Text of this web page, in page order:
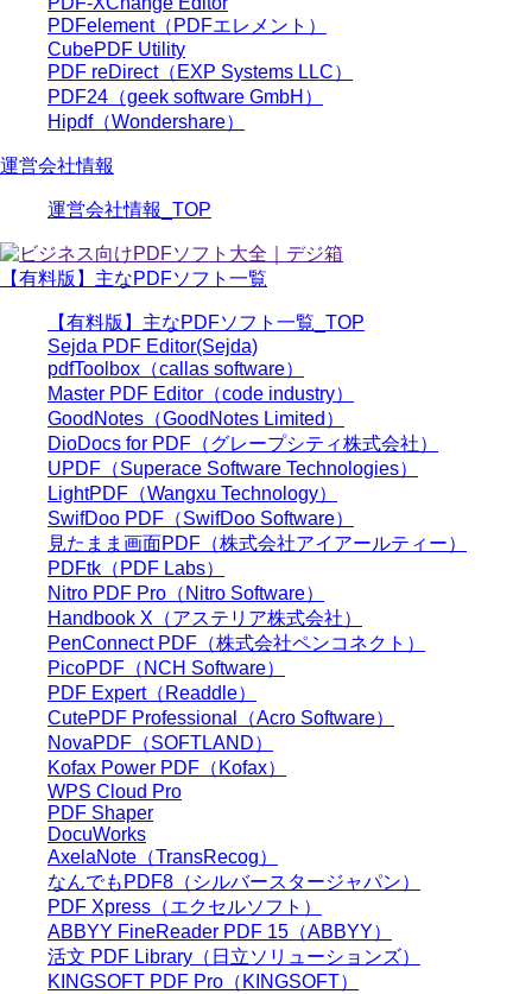
PDFelement（PDFエレメント）
CubePDF Utility
PDF reDirect（EXP Systems LLC）
PDF24（geek software GmbH）
Hipdf（Wondershare）
運営会社情報
運営会社情報_TOP
【有料版】主なPDFソフト一覧
【有料版】主なPDFソフト一覧_TOP
Sejda PDF Editor(Sejda)
pdfToolbox（callas software）
Master PDF Editor（code industry）
GoodNotes（GoodNotes Limited）
DioDocs for PDF（グレープシティ株式会社）
UPDF（Superace Software Technologies）
LightPDF（Wangxu Technology）
SwifDoo PDF（SwifDoo Software）
見たまま画面PDF（株式会社アイアールティー）
PDFtk（PDF Labs）
Nitro PDF Pro（Nitro Software）
Handbook X（アステリア株式会社）
PenConnect PDF（株式会社ペンコネクト）
PicoPDF（NCH Software）
PDF Expert（Readdle）
CutePDF Professional（Acro Software）
NovaPDF（SOFTLAND）
Kofax Power PDF（Kofax）
WPS Cloud Pro
PDF Shaper
DocuWorks
AxelaNote（TransRecog）
なんでもPDF8（シルバースタージャパン）
PDF Xpress（エクセルソフト）
ABBYY FineReader PDF 15（ABBYY）
活文 PDF Library（日立ソリューションズ）
KINGSOFT PDF Pro（KINGSOFT）